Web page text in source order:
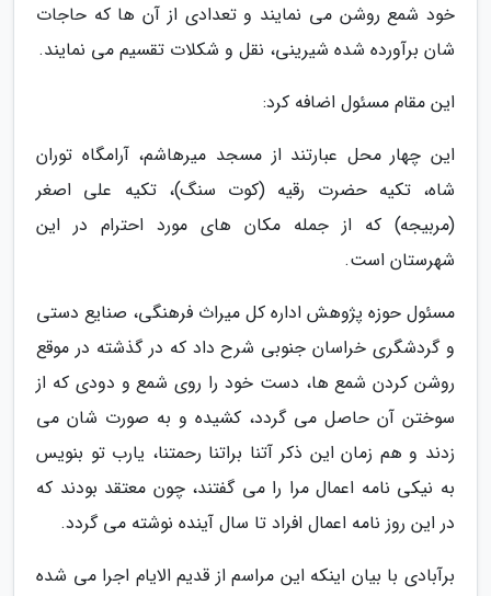
خود شمع روشن می نمایند و تعدادی از آن ها که حاجات
شان برآورده شده شیرینی، نقل و شکلات تقسیم می نمایند.
این مقام مسئول اضافه کرد:
این چهار محل عبارتند از مسجد میرهاشم، آرامگاه توران
شاه، تکیه حضرت رقیه (کوت سنگ)، تکیه علی اصغر
(مربیجه) که از جمله مکان های مورد احترام در این
شهرستان است.
مسئول حوزه پژوهش اداره کل میراث فرهنگی، صنایع دستی
و گردشگری خراسان جنوبی شرح داد که در گذشته در موقع
روشن کردن شمع ها، دست خود را روی شمع و دودی که از
سوختن آن حاصل می گردد، کشیده و به صورت شان می
زدند و هم زمان این ذکر آتنا براتنا رحمتنا، یارب تو بنویس
به نیکی نامه اعمال مرا را می گفتند، چون معتقد بودند که
در این روز نامه اعمال افراد تا سال آینده نوشته می گردد.
برآبادی با بیان اینکه این مراسم از قدیم الایام اجرا می شده